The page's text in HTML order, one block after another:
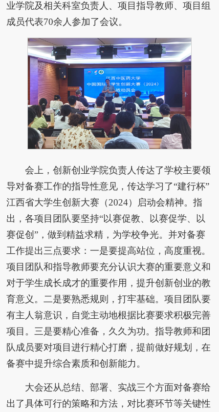
业学院及相关科室负责人、项目指导教师、项目组
成员代表70余人参加了会议。
会上，创新创业学院负责人传达了学校主要领
导对备赛工作的指导性意见，传达学习了“建行杯”
江西省大学生创新大赛（2024）启动会精神。指
出，各项目团队要坚持“以赛促教、以赛促学、以
赛促创”，做到精益求精，为学校争光。并对备赛
工作提出三点要求：一是要提高站位，高度重视。
项目团队和指导教师要充分认识大赛的重要意义和
对于学生成长成才的重要作用，提升创新创业的教
育意义。二是要熟悉规则，打牢基础。项目团队要
有主人翁意识，自觉主动地根据比赛要求积极完善
项目。三是要精心准备，久久为功。指导教师和团
队成员要对项目进行精心打磨，提前做好规划，在
备赛中提升综合素质和创新能力。
大会还从总结、部署、实战三个方面对备赛给
出了具体可行的策略和方法，对比赛环节等关键性